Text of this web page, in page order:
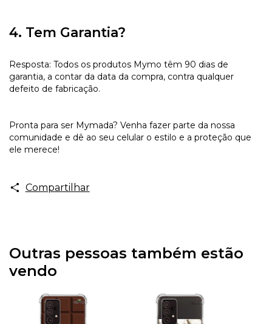
4. Tem Garantia?
Resposta: Todos os produtos Mymo têm 90 dias de
garantia, a contar da data da compra, contra qualquer
defeito de fabricação.
Pronta para ser Mymada? Venha fazer parte da nossa
comunidade e dê ao seu celular o estilo e a proteção que
ele merece!
Compartilhar
Outras pessoas também estão
vendo